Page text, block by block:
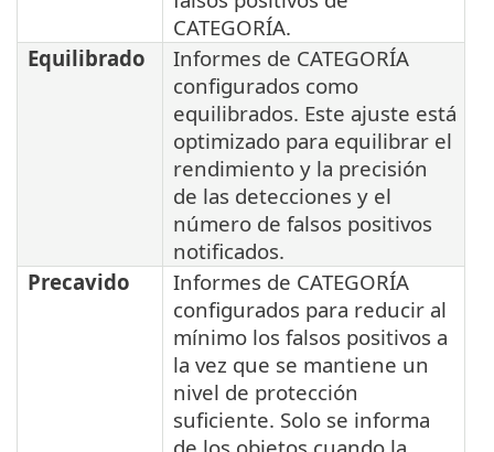
CATEGORÍA.
Equilibrado
Informes de CATEGORÍA
configurados como
equilibrados. Este ajuste está
optimizado para equilibrar el
rendimiento y la precisión
de las detecciones y el
número de falsos positivos
notificados.
Precavido
Informes de CATEGORÍA
configurados para reducir al
mínimo los falsos positivos a
la vez que se mantiene un
nivel de protección
suficiente. Solo se informa